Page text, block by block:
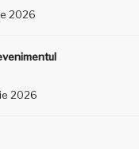
2026
2026